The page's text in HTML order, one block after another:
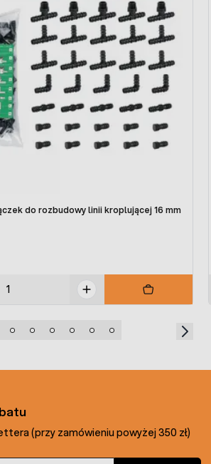
do rozbudowy linii kroplującej 16 mm
(przy zamówieniu powyżej 350 zł)